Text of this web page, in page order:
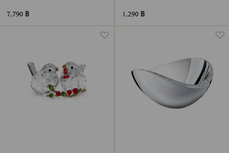
7,790 ฿ 1,290 ฿